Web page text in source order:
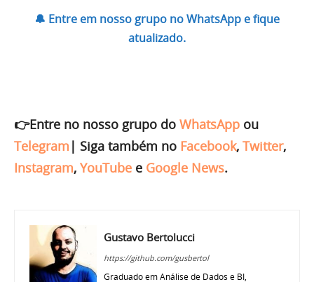
🔔 Entre em nosso grupo no WhatsApp e fique
atualizado.
👉Entre no nosso grupo do WhatsApp ou
Telegram | Siga também no Facebook, Twitter,
Instagram, YouTube e Google News.
Gustavo Bertolucci
https://github.com/gusbertol
Graduado em Análise de Dados e BI,